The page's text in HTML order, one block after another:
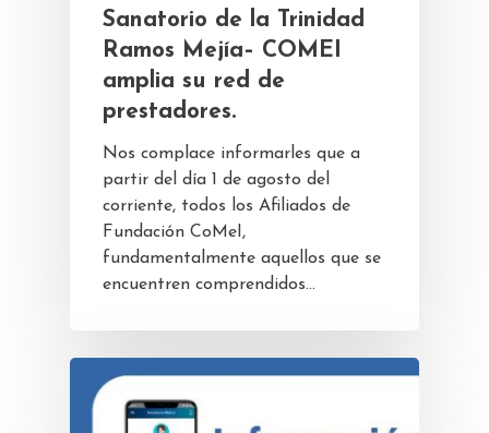
Sanatorio de la Trinidad
Ramos Mejía– COMEI
amplia su red de
prestadores.
Nos complace informarles que a
partir del día 1 de agosto del
corriente, todos los Afiliados de
Fundación CoMeI,
fundamentalmente aquellos que se
encuentren comprendidos…